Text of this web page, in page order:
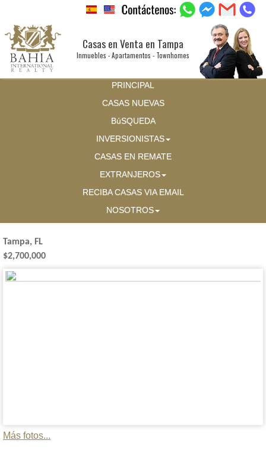
Casas en Venta en Tampa
Inmuebles - Apartamentos - Townhomes
PRINCIPAL
CASAS NUEVAS
BúSQUEDA
INVERSIONISTAS
CASAS EN REMATE
EXTRANJEROS
RECIBA CASAS VIA EMAIL
NOSOTROS
Tampa, FL
$2,700,000
Más fotos...